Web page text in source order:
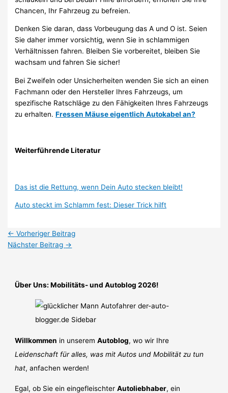
Chancen, Ihr Fahrzeug zu befreien.
Denken Sie daran, dass Vorbeugung das A und O ist. Seien
Sie daher immer vorsichtig, wenn Sie in schlammigen
Verhältnissen fahren. Bleiben Sie vorbereitet, bleiben Sie
wachsam und fahren Sie sicher!
Bei Zweifeln oder Unsicherheiten wenden Sie sich an einen
Fachmann oder den Hersteller Ihres Fahrzeugs, um
spezifische Ratschläge zu den Fähigkeiten Ihres Fahrzeugs
zu erhalten.Fressen Mäuse eigentlich Autokabel an?
Weiterführende Literatur
Das ist die Rettung, wenn Dein Auto stecken bleibt!
Auto steckt im Schlamm fest: Dieser Trick hilft
← Vorheriger Beitrag
Nächster Beitrag →
Über Uns: Mobilitäts- und Autoblog 2026!
Willkommen in unseremAutoblog, wo wir Ihre
Leidenschaft für alles, was mit Autos und Mobilität zu tun
hat, anfachen werden!
Egal, ob Sie ein eingefleischterAutoliebhaber, ein